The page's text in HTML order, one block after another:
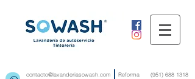
contacto@lavanderiasowash.com Reforma (951) 688 1318